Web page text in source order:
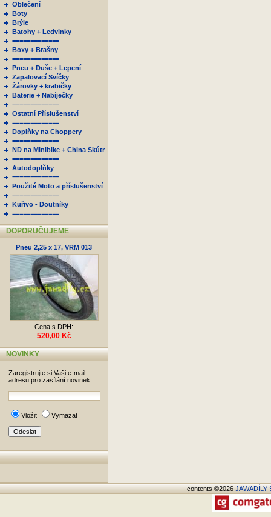
Oblečení
Boty
Brýle
Batohy + Ledvinky
=============
Boxy + Brašny
=============
Pneu + Duše + Lepení
Zapalovací Svíčky
Žárovky + krabičky
Baterie + Nabíječky
=============
Ostatní Příslušenství
=============
Doplňky na Choppery
=============
ND na Minibike + China Skútr
=============
Autodoplňky
=============
Použité Moto a příslušenství
=============
Kuřivo - Doutníky
=============
DOPORUČUJEME
Pneu 2,25 x 17, VRM 013
Cena s DPH:
520,00 Kč
NOVINKY
Zaregistrujte si Vaši e-mail
adresu pro zasílání novinek.
Vložit Vymazat
contents ©2026JAWADÍLY